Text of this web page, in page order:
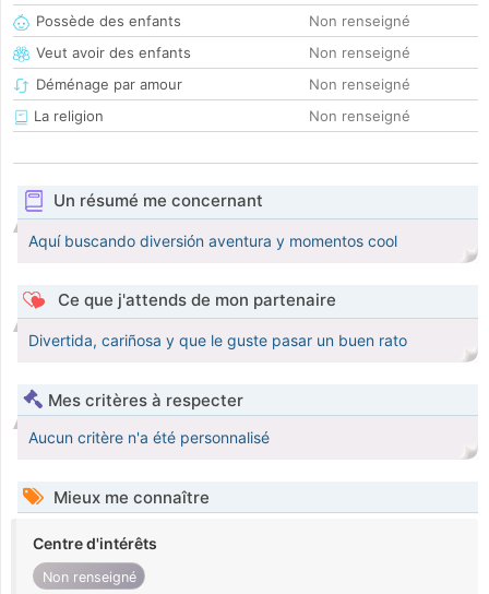
Possède des enfants
Non renseigné
Veut avoir des enfants
Non renseigné
Déménage par amour
Non renseigné
La religion
Non renseigné
Un résumé me concernant
Aquí buscando diversión aventura y momentos cool
Ce que j'attends de mon partenaire
Divertida, cariñosa y que le guste pasar un buen rato
Mes critères à respecter
Aucun critère n'a été personnalisé
Mieux me connaître
Centre d'intérêts
Non renseigné